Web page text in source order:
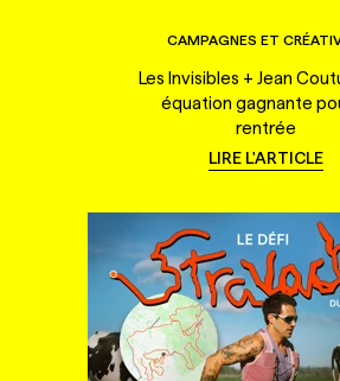
CAMPAGNES ET
Les Invisibles + Jean
équation gagnante
rentrée
LIRE L'ARTICLE